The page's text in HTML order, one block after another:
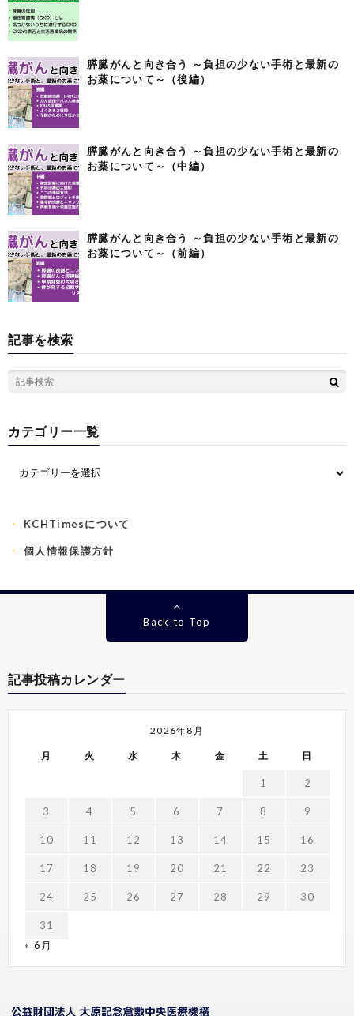
膵臓がんと向き合う ～負担の少ない手術と最新の
お薬について～（後編）
膵臓がんと向き合う ～負担の少ない手術と最新の
お薬について～（中編）
膵臓がんと向き合う ～負担の少ない手術と最新の
お薬について～（前編）
記事を検索
カテゴリー一覧
KCHTimesについて
個人情報保護方針
Back to Top
記事投稿カレンダー
2026年8月
月 火 水 木 金 土 日
1 2
3 4 5 6 7 8 9
10 11 12 13 14 15 16
17 18 19 20 21 22 23
24 25 26 27 28 29 30
31
« 6月